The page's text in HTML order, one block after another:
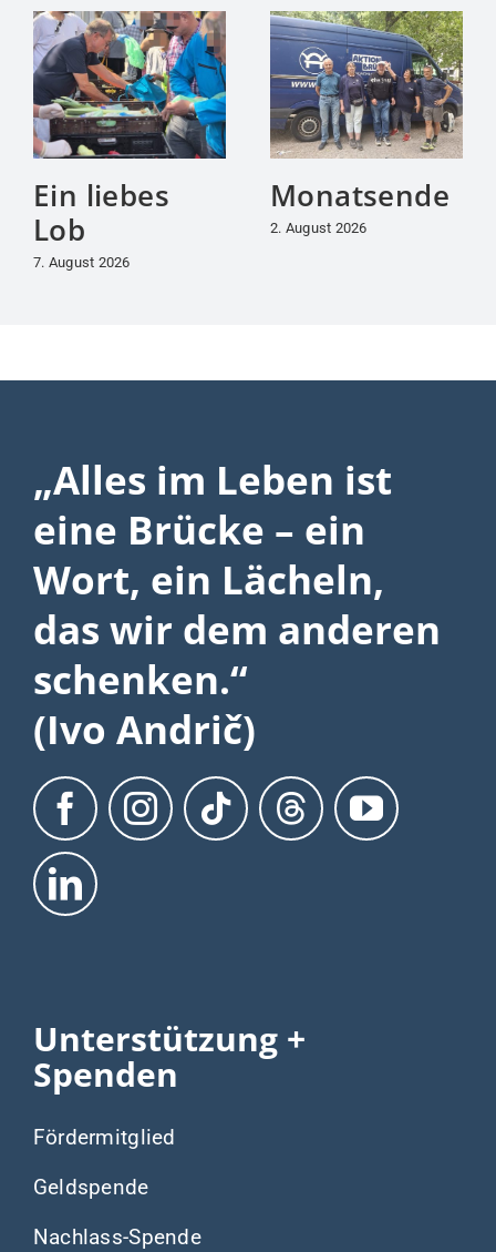
Ein liebes
Lob
7. August 2026
Monatsende
2. August 2026
„Alles im Leben ist
eine Brücke – ein
Wort, ein Lächeln,
das wir dem anderen
schenken.“
(Ivo Andrič)
Unterstützung +
Spenden
Fördermitglied
Geldspende
Nachlass-Spende